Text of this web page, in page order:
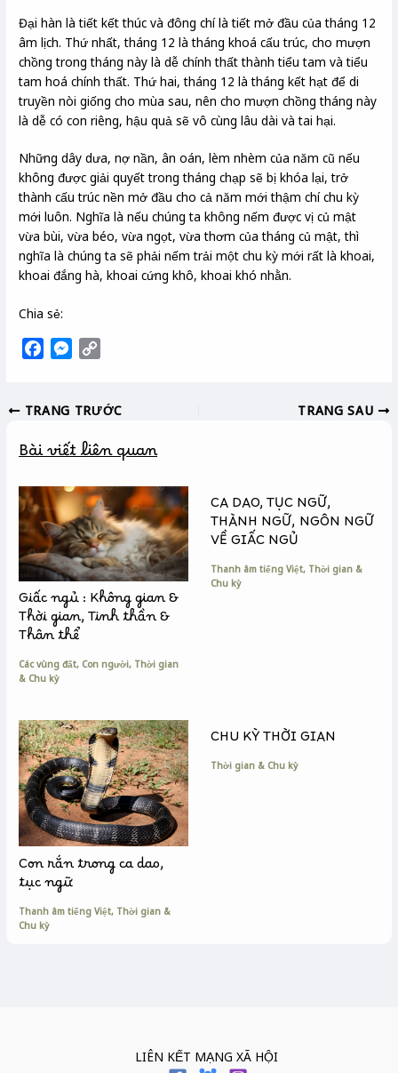
Đại hàn là tiết kết thúc và đông chí là tiết mở đầu của tháng 12
âm lịch. Thứ nhất, tháng 12 là tháng khoá cấu trúc, cho mượn
chồng trong tháng này là dễ chính thất thành tiểu tam và tiểu
tam hoá chính thất. Thứ hai, tháng 12 là tháng kết hạt để di
truyền nòi giống cho mùa sau, nên cho mượn chồng tháng này
là dễ có con riêng, hậu quả sẽ vô cùng lâu dài và tai hại.
Những dây dưa, nợ nần, ân oán, lèm nhèm của năm cũ nếu
không được giải quyết trong tháng chạp sẽ bị khóa lại, trở
thành cấu trúc nền mở đầu cho cả năm mới thậm chí chu kỳ
mới luôn. Nghĩa là nếu chúng ta không nếm được vị củ mật
vừa bùi, vừa béo, vừa ngọt, vừa thơm của tháng củ mật, thì
nghĩa là chúng ta sẽ phải nếm trải một chu kỳ mới rất là khoai,
khoai đắng hà, khoai cứng khô, khoai khó nhằn.
Chia sẻ:
e
o
k
M
s
n
e
r
y
i
k
TRANG TRƯỚC TRANG SAU
Bài viết liên quan
Giấc ngủ : Không gian &
Thời gian, Tinh thần &
Thân thể
Các vùng đất, Con người, Thời gian
& Chu kỳ
CA DAO, TỤC NGỮ,
THÀNH NGỮ, NGÔN NGỮ
VỀ GIẤC NGỦ
Thanh âm tiếng Việt, Thời gian &
Chu kỳ
Con rắn trong ca dao,
tục ngữ
Thanh âm tiếng Việt, Thời gian &
Chu kỳ
CHU KỲ THỜI GIAN
Thời gian & Chu kỳ
LIÊN KẾT MẠNG XÃ HỘI